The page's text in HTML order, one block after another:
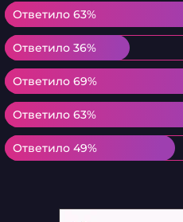
Ответило 63%
Ответило 63%
Ответило 36%
Ответило 36%
Ответило 69%
Ответило 69%
Ответило 63%
Ответило 63%
Ответило 49%
Ответило 49%